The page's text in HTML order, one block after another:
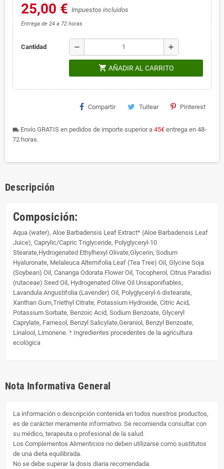
25,00 € Impuestos incluidos
Entrega de 24 a 72 horas
Cantidad remove add
shopping_cart AÑADIR AL CARRITO
Compartir Tuitear Pinterest
local_shipping Envío GRATIS en pedidos de importe superior a 45€ entrega en 48-
72 horas.
Descripción
Composición:
Aqua (water), Aloe Barbadensis Leaf Extract* (Aloe Barbadensis Leaf
Juice), Caprylic/Capric Triglyceride, Polyglyceryl-10
Stearate,Hydrogenated Ethylhexyl Olivate,Glycerin, Sodium
Hyaluronate, Melaleuca Alternifolia Leaf (Tea Tree) Oil, Glycine Soja
(Soybean) Oil, Cananga Odorata Flower Oil, Tocopherol, Citrus Paradisi
(rutaceae) Seed Oil, Hydrogenated Olive Oil Unsaponifiables,
Lavandula Angustifolia (Lavender) Oil, Polyglyceryl-6 distearate,
Xanthan Gum,Triethyl Citrate, Potassium Hydroxide, Citric Acid,
Potassium Sorbate, Benzoic Acid, Sodium Benzoate, Glyceryl
Caprylate, Farnesol, Benzyl Salicylate,Geraniol, Benzyl Benzoate,
Linalool, Limonene. * Ingredientes procedentes de la agricultura
ecológica
Nota Informativa General
La información o descripción contenida en todos nuestros productos,
es de carácter meramente informativo. Se recomienda consultar con
su médico, terapeuta o profesional de la salud.
Los Complementos Alimenticios no deben utilizarse como sustitutos
de una dieta equilibrada.
No se debe superar la dosis diaria recomendada.